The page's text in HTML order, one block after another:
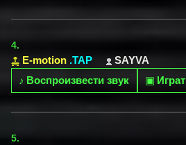
4.
E-motion .TAP
SAYVA
♪ Воспроизвести звук ▣
5.